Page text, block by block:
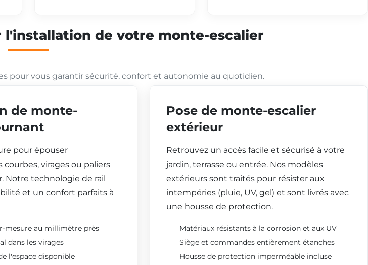
l'installation de votre monte-escalier
pour vous garantir sécurité, confort et autonomie au quotidien.
de monte-
pour épouser
virages ou paliers
Notre technologie de rail
et un confort parfaits à
mesure au millimètre près
dans les virages
l'espace disponible
Pose de monte-escalier
extérieur
Retrouvez un accès facile et sécurisé à votre
jardin, terrasse ou entrée. Nos modèles
extérieurs sont traités pour résister aux
intempéries (pluie, UV, gel) et sont livrés avec
une housse de protection.
Matériaux résistants à la corrosion et aux UV
Siège et commandes entièrement étanches
Housse de protection imperméable incluse